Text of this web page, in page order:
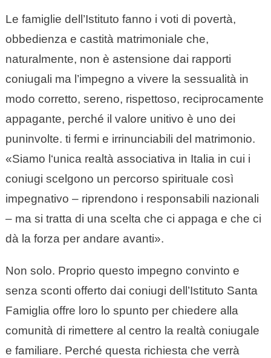
Le famiglie dell’Istituto fanno i voti di povertà,
obbedienza e castità matrimoniale che,
naturalmente, non è astensione dai rapporti
coniugali ma l’impegno a vivere la sessualità in
modo corretto, sereno, rispettoso, reciprocamente
appagante, perché il valore unitivo è uno dei
puninvolte. ti fermi e irrinunciabili del matrimonio.
«Siamo l‘unica realtà associativa in Italia in cui i
coniugi scelgono un percorso spirituale così
impegnativo – riprendono i responsabili nazionali
– ma si tratta di una scelta che ci appaga e che ci
dà la forza per andare avanti».
Non solo. Proprio questo impegno convinto e
senza sconti offerto dai coniugi dell’Istituto Santa
Famiglia offre loro lo spunto per chiedere alla
comunità di rimettere al centro la realtà coniugale
e familiare. Perché questa richiesta che verrà